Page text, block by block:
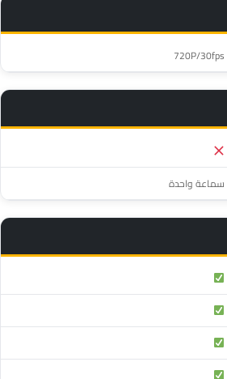
720P/30fps
سماعة واحدة